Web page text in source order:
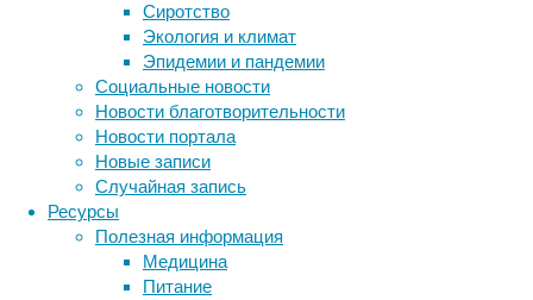
Сиротство
Экология и климат
Эпидемии и пандемии
Социальные новости
Новости благотворительности
Новости портала
Новые записи
Случайная запись
Ресурсы
Полезная информация
Медицина
Питание
New
England
Journal
of
Medicine.